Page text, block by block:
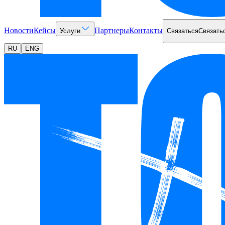
НовостиКейсы Услуги ПартнерыКонтакты Связаться
RU ENG